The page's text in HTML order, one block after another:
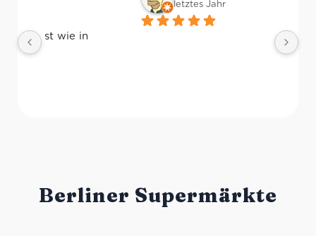
Berliner Supermärkte